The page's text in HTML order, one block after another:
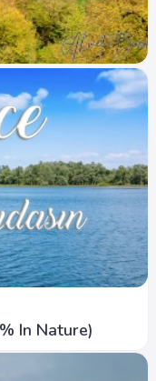
0 3754 1
0 3444 1
In Nature)